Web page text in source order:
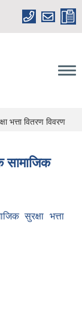
भत्ता वितरण विवरण
सुरक्षा भत्ता